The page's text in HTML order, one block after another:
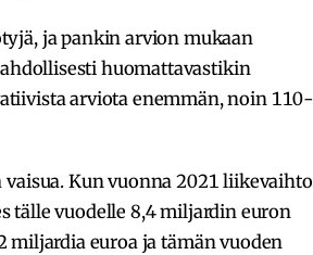
ja pankin arvion mukaan
huomattavastikin
arviota enemmän, noin 110-
Kun vuonna 2021 liikevaihto
tälle vuodelle 8,4 miljardin euron
euroa ja tämän vuoden